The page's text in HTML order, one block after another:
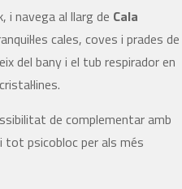
i navega al llarg de Cala
cales, coves i prades de
del bany i el tub respirador en
de complementar amb
psicobloc per als més